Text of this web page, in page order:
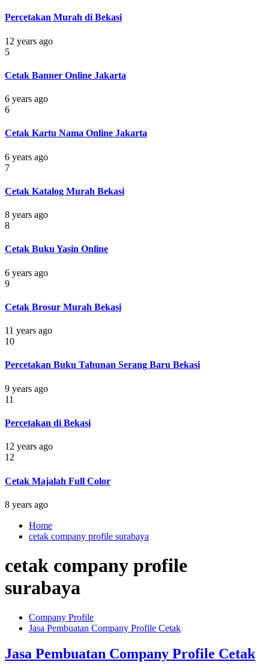
Percetakan Murah di Bekasi
12 years ago
5
Cetak Banner Online Jakarta
6 years ago
6
Cetak Kartu Nama Online Jakarta
6 years ago
7
Cetak Katalog Murah Bekasi
8 years ago
8
Cetak Buku Yasin Online
6 years ago
9
Cetak Brosur Murah Bekasi
11 years ago
10
Percetakan Buku Tahunan Serang Baru Bekasi
9 years ago
11
Percetakan di Bekasi
12 years ago
12
Cetak Majalah Full Color
8 years ago
Home
cetak company profile surabaya
cetak company profile
surabaya
Company Profile
Jasa Pembuatan Company Profile Cetak
Jasa Pembuatan Company Profile Cetak